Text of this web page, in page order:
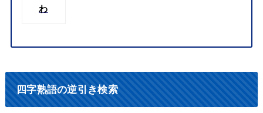
わ
四字熟語の逆引き検索